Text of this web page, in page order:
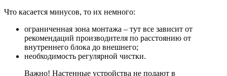
Что касается минусов, то их немного:
ограниченная зона монтажа – тут все зависит от
рекомендаций производителя по расстоянию от
внутреннего блока до внешнего;
необходимость регулярной чистки.
Важно! Настенные устройства не подают в